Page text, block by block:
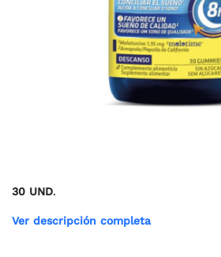
30 UND.
Ver descripción completa